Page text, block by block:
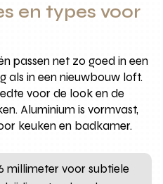
en types voor
passen net zo goed in een
als in een nieuwbouw loft.
voor de look en de
Aluminium is vormvast,
keuken en badkamer.
millimeter voor subtiele